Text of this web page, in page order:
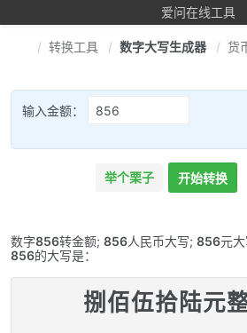
爱问在线工具
转换工具 数字大写生成器 货
输入金额：
举个栗子 开始转换
数字856转金额; 856人民币大写; 856元
856的大写是：
捌佰伍拾陆元